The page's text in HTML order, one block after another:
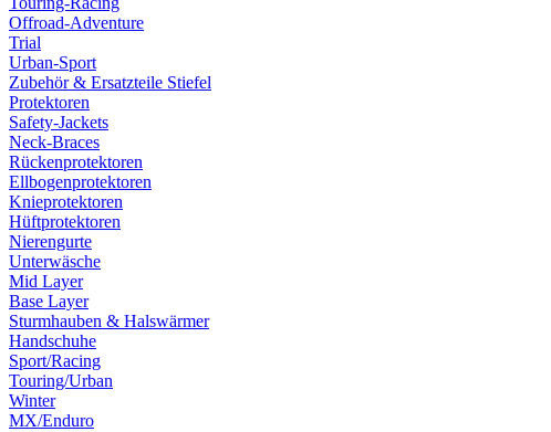
Offroad-Adventure
Trial
Urban-Sport
Zubehör & Ersatzteile Stiefel
Protektoren
Safety-Jackets
Neck-Braces
Rückenprotektoren
Ellbogenprotektoren
Knieprotektoren
Hüftprotektoren
Nierengurte
Unterwäsche
Mid Layer
Base Layer
Sturmhauben & Halswärmer
Handschuhe
Sport/Racing
Touring/Urban
Winter
MX/Enduro